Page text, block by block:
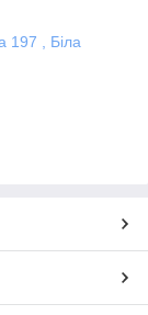
197 , Біла